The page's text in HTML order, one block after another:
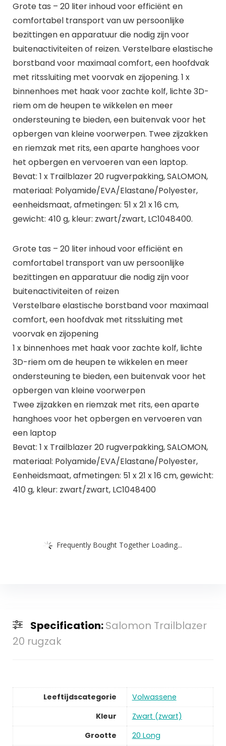
Grote tas – 20 liter inhoud voor efficiënt en
comfortabel transport van uw persoonlijke
bezittingen en apparatuur die nodig zijn voor
buitenactiviteiten of reizen. Verstelbare elastische
borstband voor maximaal comfort, een hoofdvak
met ritssluiting met voorvak en zijopening. 1 x
binnenhoes met haak voor zachte kolf, lichte 3D-
riem om de heupen te wikkelen en meer
ondersteuning te bieden, een buitenvak voor het
opbergen van kleine voorwerpen. Twee zijzakken
en riemzak met rits, een aparte hanghoes voor
het opbergen en vervoeren van een laptop.
Bevat: 1 x Trailblazer 20 rugverpakking, SALOMON,
materiaal: Polyamide/EVA/Elastane/Polyester,
eenheidsmaat, afmetingen: 51 x 21 x 16 cm,
gewicht: 410 g, kleur: zwart/zwart, LC1048400.
Grote tas – 20 liter inhoud voor efficiënt en
comfortabel transport van uw persoonlijke
bezittingen en apparatuur die nodig zijn voor
buitenactiviteiten of reizen
Verstelbare elastische borstband voor maximaal
comfort, een hoofdvak met ritssluiting met
voorvak en zijopening
1 x binnenhoes met haak voor zachte kolf, lichte
3D-riem om de heupen te wikkelen en meer
ondersteuning te bieden, een buitenvak voor het
opbergen van kleine voorwerpen
Twee zijzakken en riemzak met rits, een aparte
hanghoes voor het opbergen en vervoeren van
een laptop
Bevat: 1 x Trailblazer 20 rugverpakking, SALOMON,
materiaal: Polyamide/EVA/Elastane/Polyester,
Eenheidsmaat, afmetingen: 51 x 21 x 16 cm, gewicht:
410 g, kleur: zwart/zwart, LC1048400
Frequently Bought Together Loading...
Specification:Salomon Trailblazer
20 rugzak
Leeftijdscategorie
Volwassene
Kleur
Zwart (zwart)
Grootte
20 Long